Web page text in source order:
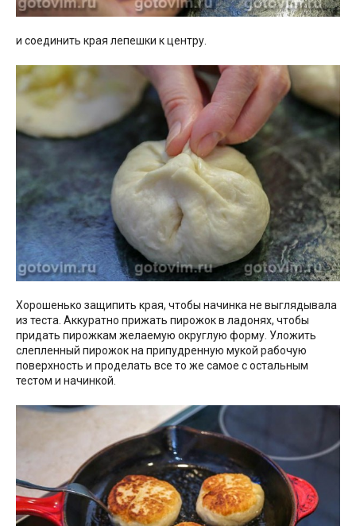
и соединить края лепешки к центру.
Хорошенько защипить края, чтобы начинка не выглядывала
из теста. Аккуратно прижать пирожок в ладонях, чтобы
придать пирожкам желаемую округлую форму. Уложить
слепленный пирожок на припудренную мукой рабочую
поверхность и проделать все то же самое с остальным
тестом и начинкой.